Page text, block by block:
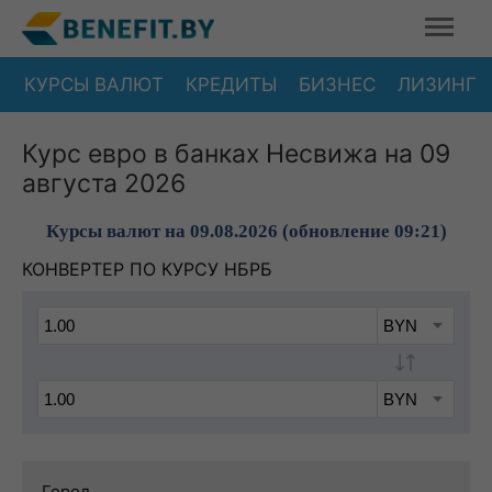
КУРСЫ ВАЛЮТ КРЕДИТЫ БИЗНЕС ЛИЗИНГ
Курс евро в банках Несвижа на 09
августа 2026
Курсы валют на 09.08.2026 (обновление 09:21)
КОНВЕРТЕР ПО КУРСУ НБРБ